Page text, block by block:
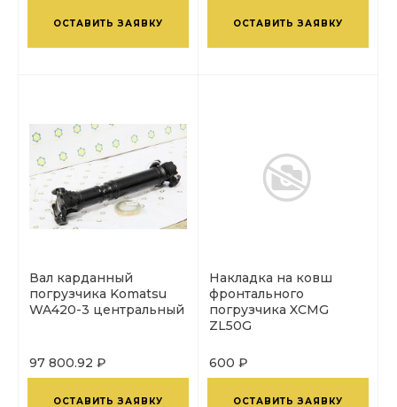
ОСТАВИТЬ ЗАЯВКУ ОСТАВИТЬ ЗАЯВКУ
Вал карданный
погрузчика Komatsu
WA420-3 центральный
97 800.92 ₽
ОСТАВИТЬ ЗАЯВКУ
Накладка на ковш
фронтального
погрузчика XCMG
ZL50G
600 ₽
ОСТАВИТЬ ЗАЯВКУ